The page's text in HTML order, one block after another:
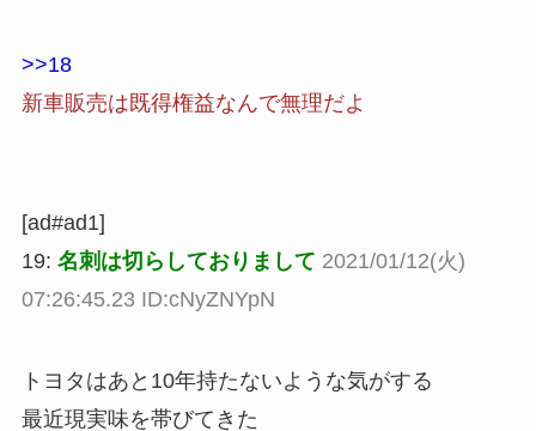
>>18
新車販売は既得権益なんで無理だよ
[ad#ad1]
19: 名刺は切らしておりまして 2021/01/12(火)
07:26:45.23 ID:cNyZNYpN
トヨタはあと10年持たないような気がする
最近現実味を帯びてきた